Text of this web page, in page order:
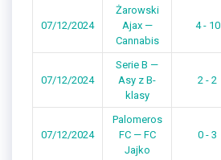
07/12/2024
Żarowski
Ajax —
Cannabis
4 - 10
07/12/2024
Serie B —
Asy z B-
klasy
2 - 2
07/12/2024
Palomeros
FC — FC
Jajko
0 - 3